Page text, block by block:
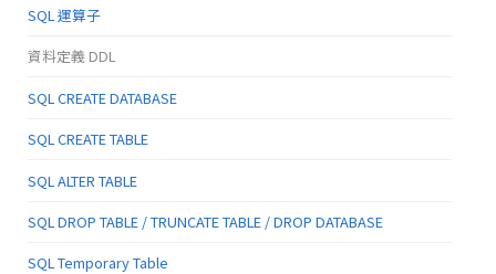
SQL 運算子
資料定義 DDL
SQL CREATE DATABASE
SQL CREATE TABLE
SQL ALTER TABLE
SQL DROP TABLE / TRUNCATE TABLE / DROP DATABASE
SQL Temporary Table